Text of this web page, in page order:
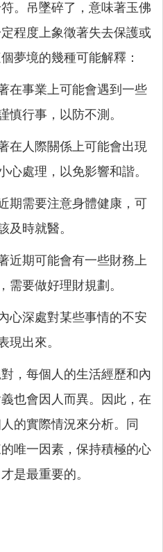
。吊墜碎了，意味著玉佛
程度上象徵著失去保護或
夢境的幾種可能解釋：
在事業上可能會遇到一些
慎行事，以防不測。
在人際關係上可能會出現
心處理，以免影響和諧。
期需要注意身體健康，可
及時就醫。
近期可能會有一些財務上
需要做好理財規劃。
心深處對某些事情的不安
現出來。
，每個人的生活經歷和內
也會因人而異。因此，在
的實際情況來分析。同
唯一因素，保持積極的心
是最重要的。